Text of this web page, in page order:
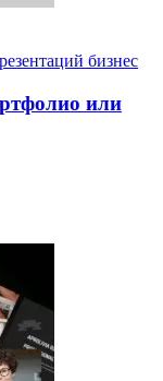
бизнес
или